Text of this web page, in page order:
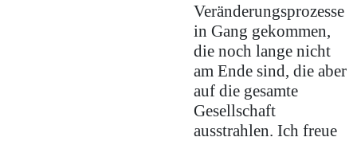
Veränderungsprozesse
in Gang gekommen,
die noch lange nicht
am Ende sind, die aber
auf die gesamte
Gesellschaft
ausstrahlen. Ich freue